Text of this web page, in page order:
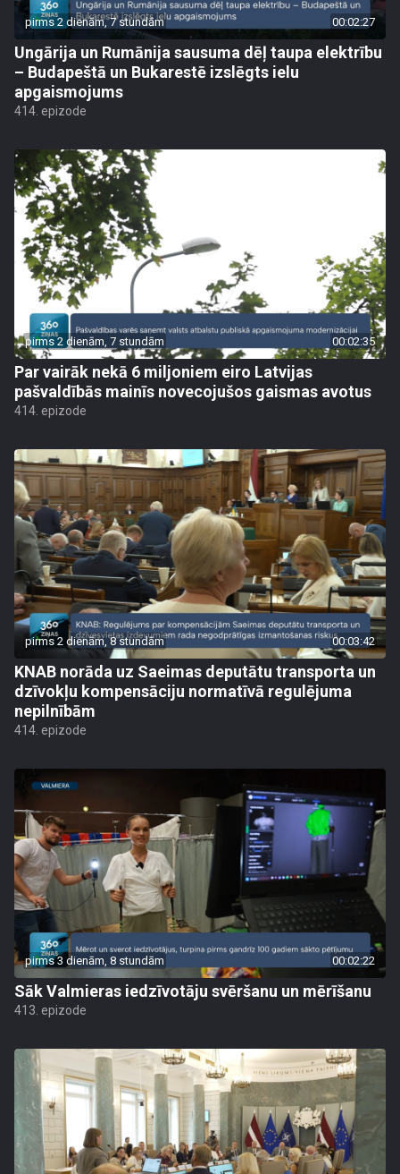
pirms 2 dienām, 7 stundām 00:02:27
Ungārija un Rumānija sausuma dēļ taupa elektrību
– Budapeštā un Bukarestē izslēgts ielu
apgaismojums
414. epizode
pirms 2 dienām, 7 stundām 00:02:35
Par vairāk nekā 6 miljoniem eiro Latvijas
pašvaldībās mainīs novecojušos gaismas avotus
414. epizode
pirms 2 dienām, 8 stundām 00:03:42
KNAB norāda uz Saeimas deputātu transporta un
dzīvokļu kompensāciju normatīvā regulējuma
nepilnībām
414. epizode
pirms 3 dienām, 8 stundām 00:02:22
Sāk Valmieras iedzīvotāju svēršanu un mērīšanu
413. epizode